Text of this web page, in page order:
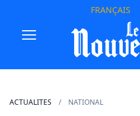
FRANÇAIS
ACTUALITES NATIONAL